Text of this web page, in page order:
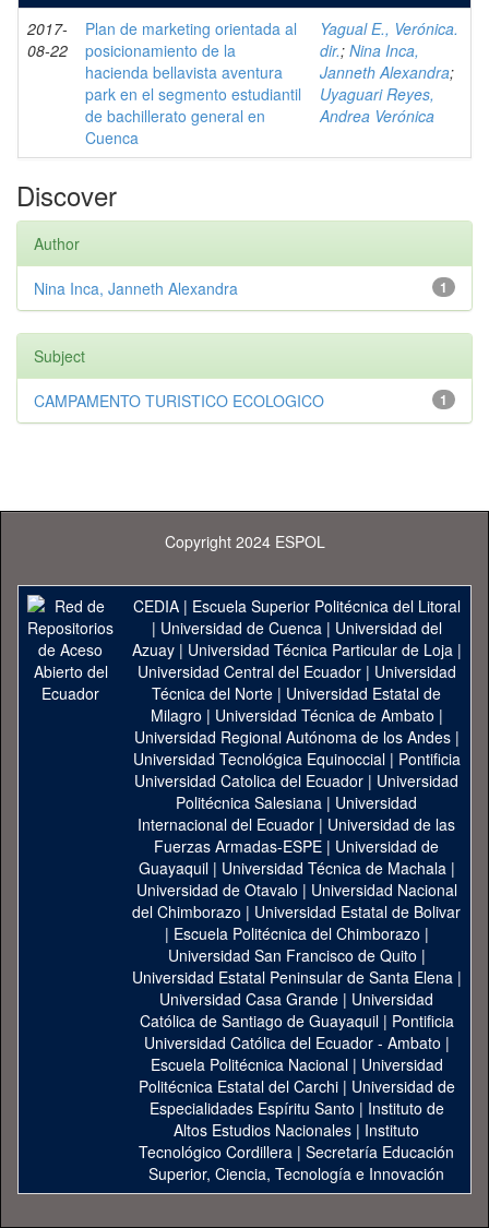
2017-
08-22
Plan de marketing orientada al
posicionamiento de la
hacienda bellavista aventura
park en el segmento estudiantil
de bachillerato general en
Cuenca
Yagual E., Verónica.
dir.; Nina Inca,
Janneth Alexandra;
Uyaguari Reyes,
Andrea Verónica
Discover
Author
1
Nina Inca, Janneth Alexandra
Subject
1
CAMPAMENTO TURISTICO ECOLOGICO
Copyright 2024 ESPOL
CEDIA| Escuela Superior Politécnica del Litoral
| Universidad de Cuenca| Universidad del
Azuay| Universidad Técnica Particular de Loja|
Universidad Central del Ecuador| Universidad
Técnica del Norte | Universidad Estatal de
Milagro | Universidad Técnica de Ambato |
Universidad Regional Autónoma de los Andes|
Universidad Tecnológica Equinoccial| Pontificia
Universidad Catolica del Ecuador | Universidad
Politécnica Salesiana | Universidad
Internacional del Ecuador | Universidad de las
Fuerzas Armadas-ESPE | Universidad de
Guayaquil| Universidad Técnica de Machala|
Universidad de Otavalo | Universidad Nacional
del Chimborazo | Universidad Estatal de Bolivar
| Escuela Politécnica del Chimborazo |
Universidad San Francisco de Quito |
Universidad Estatal Peninsular de Santa Elena|
Universidad Casa Grande | Universidad
Católica de Santiago de Guayaquil| Pontificia
Universidad Católica del Ecuador - Ambato |
Escuela Politécnica Nacional| Universidad
Politécnica Estatal del Carchi| Universidad de
Especialidades Espíritu Santo | Instituto de
Altos Estudios Nacionales | Instituto
Tecnológico Cordillera | Secretaría Educación
Superior, Ciencia, Tecnología e Innovación